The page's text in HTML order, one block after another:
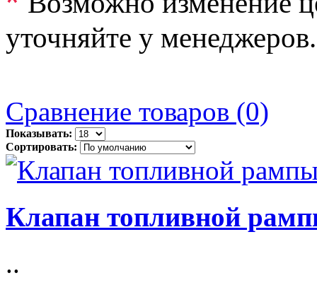
уточняйте у менеджеров.
Сравнение товаров (0)
Показывать:
Сортировать:
Клапан топливной
..